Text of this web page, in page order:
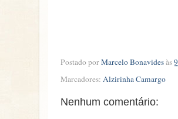
Postado porMarcelo Bonavidesàs
Marcadores: Alzirinha Camargo
Nenhum comentário: